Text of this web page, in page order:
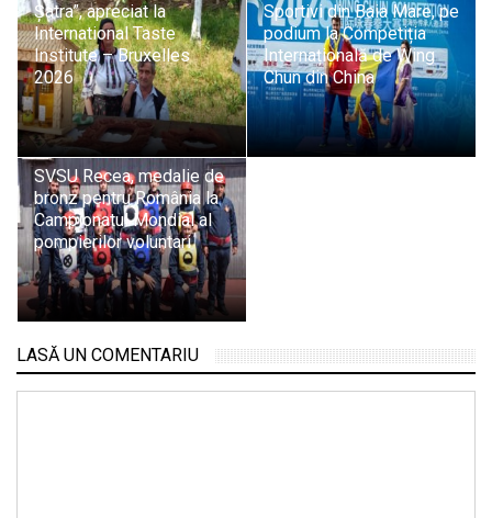
Șatra”, apreciat la
International Taste
Institute – Bruxelles
2026
Sportivi din Baia Mare, pe
podium la Competiția
Internațională de Wing
Chun din China
SVSU Recea, medalie de
bronz pentru România la
Campionatul Mondial al
pompierilor voluntari
LASĂ UN COMENTARIU